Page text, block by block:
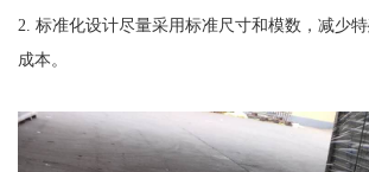
2. 标准化设计尽量采用标准尺寸和模数，减少
成本。